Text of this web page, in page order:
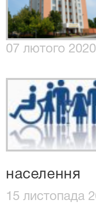
07 лютого
населення
15 листопада